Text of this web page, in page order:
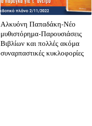
Αλκυόνη Παπαδάκη-Νέο
μυθιστόρημα-Παρουσιάσεις
Βιβλίων και πολλές ακόμα
συναρπαστικές κυκλοφορίες